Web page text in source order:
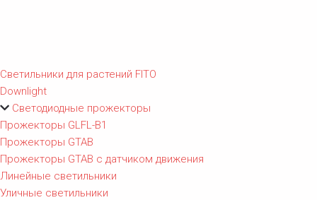
Светильники для растений FITO
Downlight
Светодиодные прожекторы
Прожекторы GLFL-B1
Прожекторы GTAB
Прожекторы GTAB с датчиком движения
Линейные светильники
Уличные светильники